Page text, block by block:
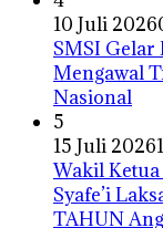
10 Juli 2026
SMSI Gelar
Mengawal
Nasional
5
15 Juli 2026
Wakil
Syafe’i
TAHUN